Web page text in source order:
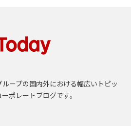
ープの国内外における幅広いトピッ
ポレートブログです。